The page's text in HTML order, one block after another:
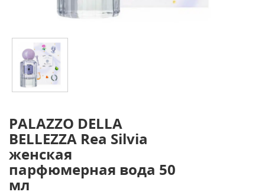
PALAZZO DELLA
BELLEZZA Rea Silvia
женская
парфюмерная вода 50
мл